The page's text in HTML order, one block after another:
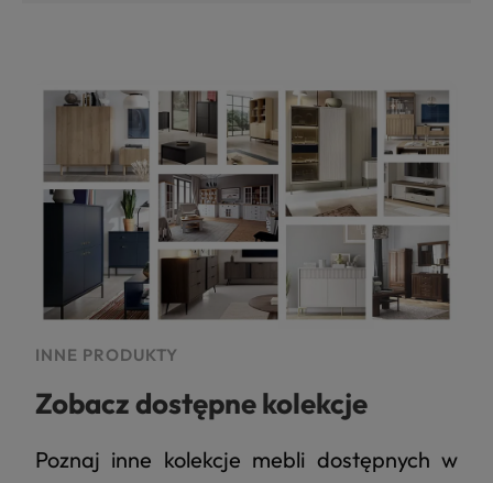
INNE PRODUKTY
Zobacz dostępne kolekcje
Poznaj inne kolekcje mebli dostępnych w